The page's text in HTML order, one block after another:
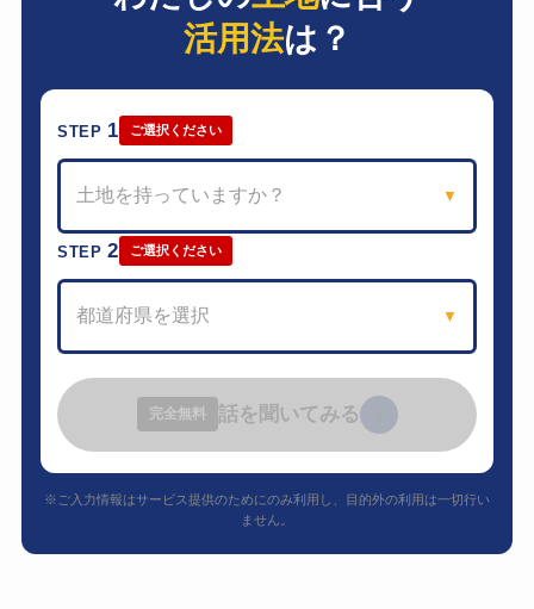
活用法は？
STEP 1 ご選択ください
土地を持っていますか？ ▼
STEP2 ご選択ください
都道府県を選択 ▼
完全無料 話を聞いてみる
※ご入力情報はサービス提供のためにのみ利用し、目的外の利用は一切行い
ません。